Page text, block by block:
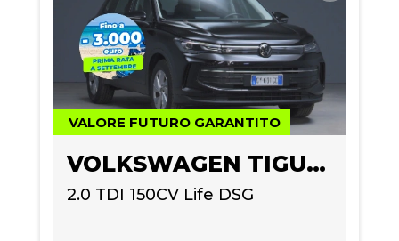
VALORE FUTURO GARANTITO
VOLKSWAGEN TIGUAN
2.0 TDI 150CV Life DSG